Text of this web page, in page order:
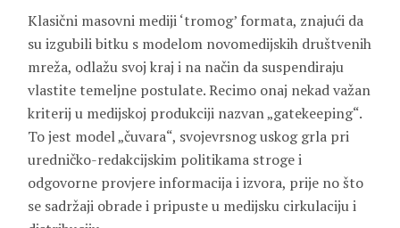
Klasični masovni mediji ‘tromog’ formata, znajući da
su izgubili bitku s modelom novomedijskih društvenih
mreža, odlažu svoj kraj i na način da suspendiraju
vlastite temeljne postulate. Recimo onaj nekad važan
kriterij u medijskoj produkciji nazvan „gatekeeping“.
To jest model „čuvara“, svojevrsnog uskog grla pri
uredničko-redakcijskim politikama stroge i
odgovorne provjere informacija i izvora, prije no što
se sadržaji obrade i pripuste u medijsku cirkulaciju i